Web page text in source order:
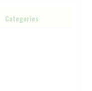
Categories